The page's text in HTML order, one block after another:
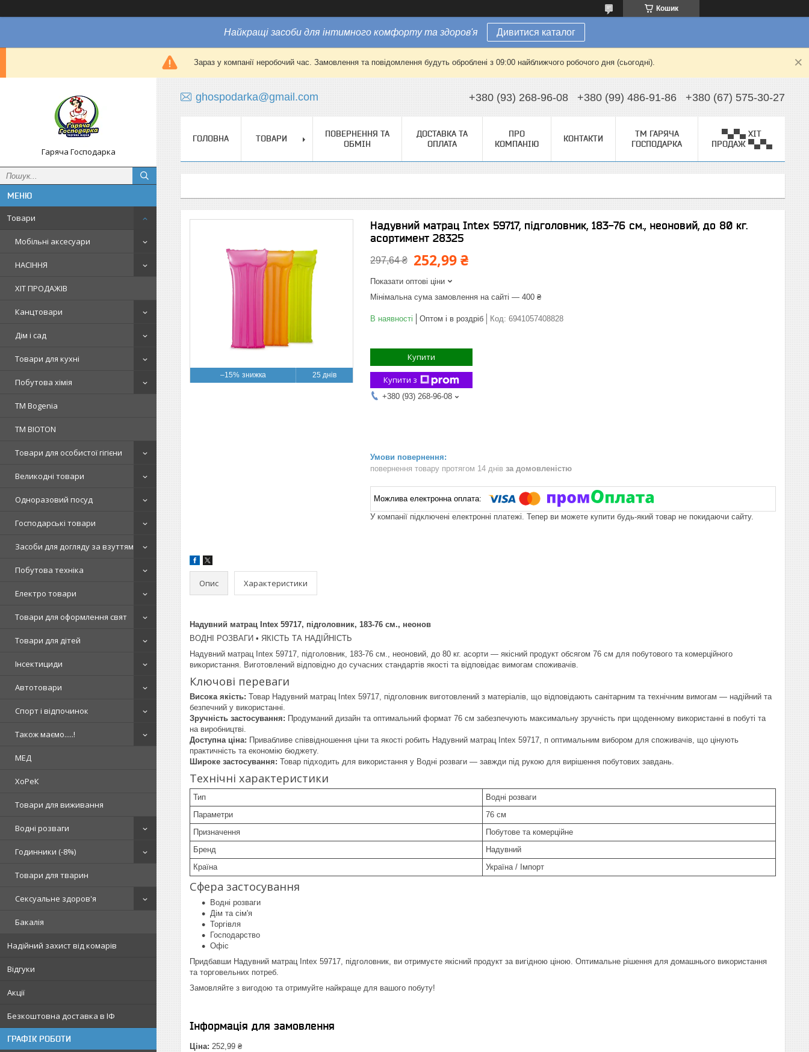
Кошик
Найкращі засоби для інтимного комфорту та здоров'я Дивитися каталог
Зараз у компанії неробочий час. Замовлення та повідомлення будуть оброблені з 09:00 найближчого робочого дня (сьогодні).
Гаряча Господарка
Товари
Мобільні аксесуари
НАСІННЯ
ХІТ ПРОДАЖІВ
Канцтовари
Дім і сад
Товари для кухні
Побутова хімія
ТМ Bogenia
ТМ BIOTON
Товари для особистої гігієни
Великодні товари
Одноразовий посуд
Господарські товари
Засоби для догляду за взуттям
Побутова техніка
Електро товари
Товари для оформлення свят
Товари для дітей
Інсектициди
Автотовари
Спорт і відпочинок
Також маємо.....!
МЕД
ХоРеК
Товари для виживання
Водні розваги
Годинники (-8%)
Товари для тварин
Сексуальне здоров'я
Бакалія
Надійний захист від комарів
Відгуки
Акції
Безкоштовна доставка в ІФ
ГРАФІК РОБОТИ
ghospodarka@gmail.com +380 (93) 268-96-08 +380 (99) 486-91-86 +380 (67) 575-30-27
ГОЛОВНА ТОВАРИ
ПОВЕРНЕННЯ ТА
ОБМІН
ДОСТАВКА ТА
ОПЛАТА
ПРО
КОМПАНІЮ
КОНТАКТИ
ТМ ГАРЯЧА
ГОСПОДАРКА
▀▄▀▄ ХІТ
ПРОДАЖ ▀▄▀▄
–15% 25 днів
Надувний матрац Intex 59717, підголовник, 183-76 см., неоновий, до 80 кг.
асортимент 28325
297,64 ₴ 252,99 ₴
Показати оптові ціни
Мінімальна сума замовлення на сайті — 400 ₴
В наявності Оптом і в роздріб Код: 6941057408828
Купити
Купити з
+380 (93) 268-96-08
повернення товару протягом 14 днів за домовленістю
У компанії підключені електронні платежі. Тепер ви можете купити будь-який товар не покидаючи сайту.
Опис Характеристики
Надувний матрац Intex 59717, підголовник, 183-76 см., неонов
ВОДНІ РОЗВАГИ • ЯКІСТЬ ТА НАДІЙНІСТЬ
Надувний матрац Intex 59717, підголовник, 183-76 см., неоновий, до 80 кг. асорти — якісний продукт обсягом 76 см для побутового та комерційного
використання. Виготовлений відповідно до сучасних стандартів якості та відповідає вимогам споживачів.
Ключові переваги
Висока якість: Товар Надувний матрац Intex 59717, підголовник виготовлений з матеріалів, що відповідають санітарним та технічним вимогам — надійний та
безпечний у використанні.
Зручність застосування: Продуманий дизайн та оптимальний формат 76 см забезпечують максимальну зручність при щоденному використанні в побуті та
на виробництві.
Доступна ціна: Привабливе співвідношення ціни та якості робить Надувний матрац Intex 59717, п оптимальним вибором для споживачів, що цінують
практичність та економію бюджету.
Широке застосування: Товар підходить для використання у Водні розваги — завжди під рукою для вирішення побутових завдань.
Технічні характеристики
Тип
Водні розваги
Параметри
76 см
Призначення
Побутове та комерційне
Бренд
Надувний
Країна
Україна / Імпорт
Сфера застосування
Водні розваги
Дім та сім'я
Торгівля
Господарство
Офіс
Придбавши Надувний матрац Intex 59717, підголовник, ви отримуєте якісний продукт за вигідною ціною. Оптимальне рішення для домашнього використання
та торговельних потреб.
Замовляйте з вигодою та отримуйте найкраще для вашого побуту!
Інформація для замовлення
Ціна: 252,99 ₴